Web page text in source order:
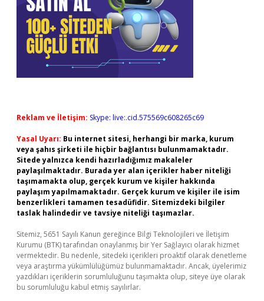
Reklam ve İletişim: Skype: live:.cid.575569c608265c69
Yasal Uyarı: Bu internet sitesi, herhangi bir marka, kurum
veya şahıs şirketi ile hiçbir bağlantısı bulunmamaktadır.
Sitede yalnızca kendi hazırladığımız makaleler
paylaşılmaktadır. Burada yer alan içerikler haber niteliği
taşımamakta olup, gerçek kurum ve kişiler hakkında
paylaşım yapılmamaktadır. Gerçek kurum ve kişiler ile isim
benzerlikleri tamamen tesadüfidir. Sitemizdeki bilgiler
taslak halindedir ve tavsiye niteliği taşımazlar.
Sitemiz, 5651 Sayılı Kanun gereğince Bilgi Teknolojileri ve İletişim
Kurumu (BTK) tarafından onaylanmış bir Yer Sağlayıcı olarak hizmet
vermektedir. Bu nedenle, sitedeki içerikleri proaktif olarak denetleme
veya araştırma yükümlülüğümüz bulunmamaktadır. Ancak, üyelerimiz
yazdıkları içeriklerin sorumluluğunu taşımakta olup, siteye üye olarak
bu sorumluluğu kabul etmiş sayılırlar.